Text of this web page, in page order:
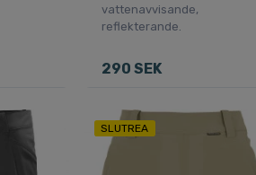
vattenavvisande,
reflekterande.
290 SEK
SLUTREA